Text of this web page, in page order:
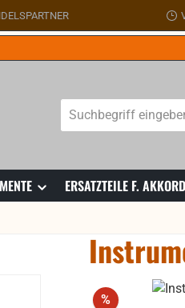
ERSATZTEILE F.
Bildergalerie
%Rabatt